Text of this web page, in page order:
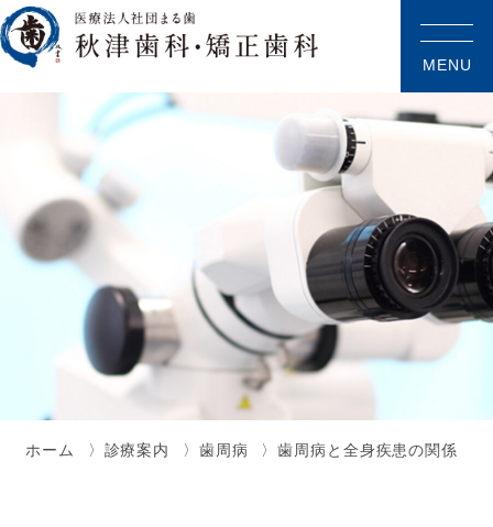
ホーム 診療案内 歯周病 歯周病と全身疾患の関係
MENU